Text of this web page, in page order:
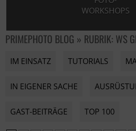
WORKSHOPS
PRIMEPHOTO BLOG » RUBRIK: WS
IM EINSATZ TUTORIALS
IN EIGENER SACHE
GAST-BEITRÄGE TOP 100